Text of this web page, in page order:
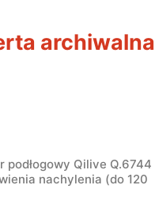
archiwalna
podłogowy Qilive Q.6744
nachylenia (do 120